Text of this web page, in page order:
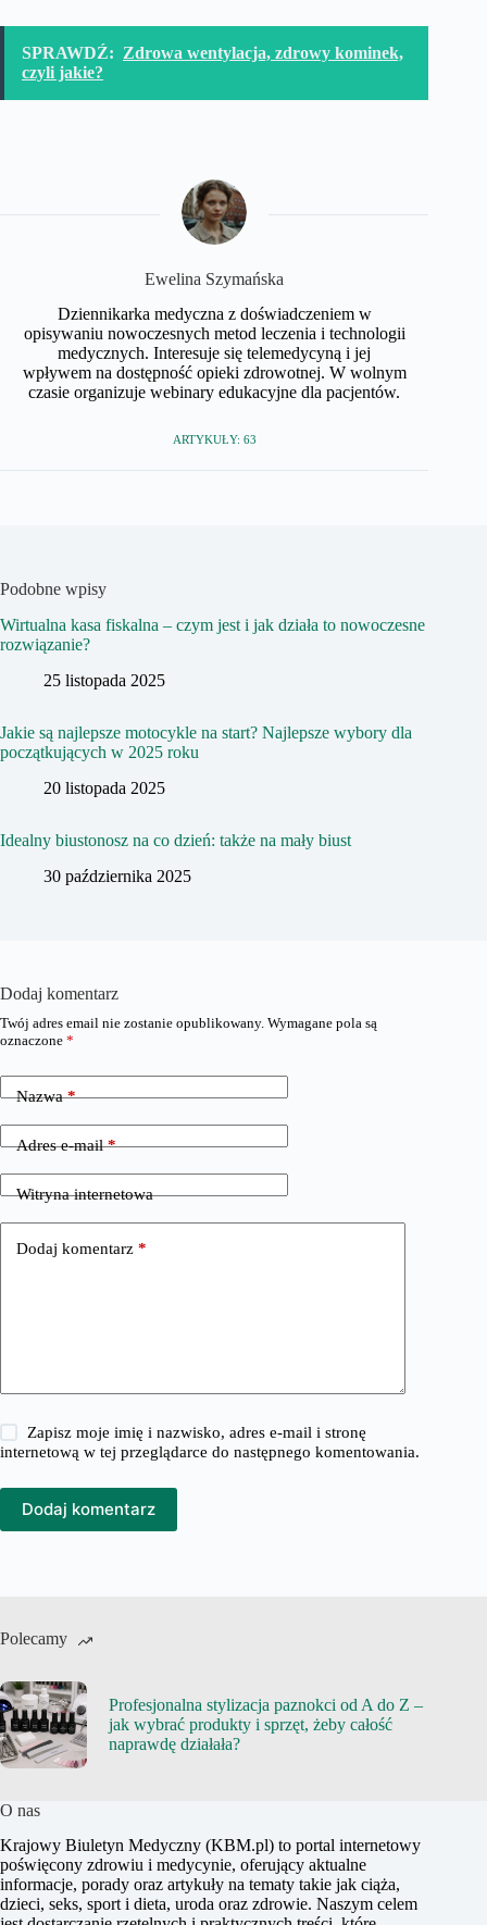
SPRAWDŹ: Zdrowa wentylacja, zdrowy kominek,
czyli jakie?
Ewelina Szymańska
Dziennikarka medyczna z doświadczeniem w
opisywaniu nowoczesnych metod leczenia i technologii
medycznych. Interesuje się telemedycyną i jej
wpływem na dostępność opieki zdrowotnej. W wolnym
czasie organizuje webinary edukacyjne dla pacjentów.
ARTYKUŁY: 63
Podobne wpisy
Wirtualna kasa fiskalna – czym jest i jak działa to nowoczesne
rozwiązanie?
25 listopada 2025
Jakie są najlepsze motocykle na start? Najlepsze wybory dla
początkujących w 2025 roku
20 listopada 2025
Idealny biustonosz na co dzień: także na mały biust
30 października 2025
Dodaj komentarz
Twój adres email nie zostanie opublikowany. Wymagane pola są
oznaczone *
Nazwa*
Adres e-mail*
Witryna internetowa
Dodaj komentarz *
Zapisz moje imię i nazwisko, adres e-mail i stronę
internetową w tej przeglądarce do następnego komentowania.
Dodaj komentarz
Polecamy
Profesjonalna stylizacja paznokci od A do Z –
jak wybrać produkty i sprzęt, żeby całość
naprawdę działała?
O nas
Krajowy Biuletyn Medyczny (KBM.pl) to portal internetowy
poświęcony zdrowiu i medycynie, oferujący aktualne
informacje, porady oraz artykuły na tematy takie jak ciąża,
dzieci, seks, sport i dieta, uroda oraz zdrowie. Naszym celem